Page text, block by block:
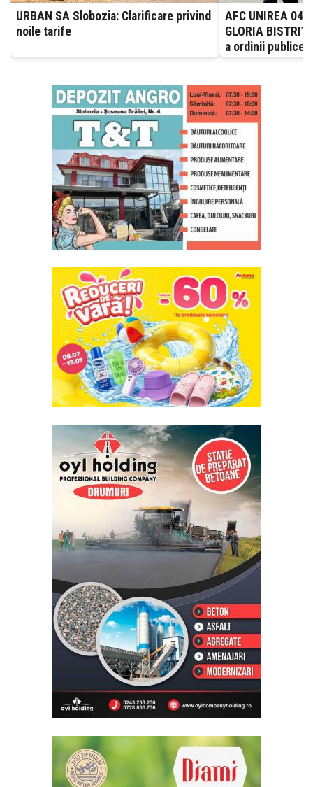
URBAN SA Slobozia: Clarificare privind
noile tarife
AFC UNIREA 04
GLORIA
a ordinii publice